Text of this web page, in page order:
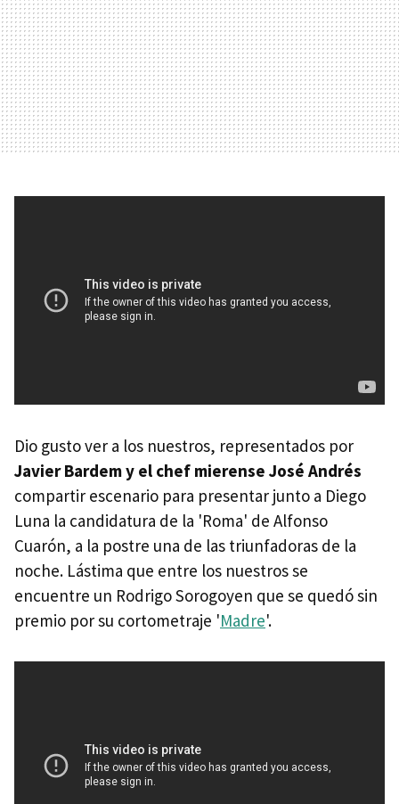
Dio gusto ver a los nuestros, representados por
Javier Bardem y el chef mierense José Andrés
compartir escenario para presentar junto a Diego
Luna la candidatura de la 'Roma' de Alfonso
Cuarón, a la postre una de las triunfadoras de la
noche. Lástima que entre los nuestros se
encuentre un Rodrigo Sorogoyen que se quedó sin
premio por su cortometraje 'Madre'.